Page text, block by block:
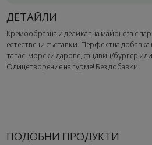
Куриер на Seewines до адрес в
Изненадайте със стил
Добавете луксозна подаръчна
картичка с ваше пожелание.
ДЕТАЙЛИ
Кремообразна и деликатна майонеза с
естествени съставки. Перфектна
тапас, морски дарове, сандвич/бургер
Олицетворение на гурме! Без добавки.
ПОДОБНИ ПРОДУКТИ